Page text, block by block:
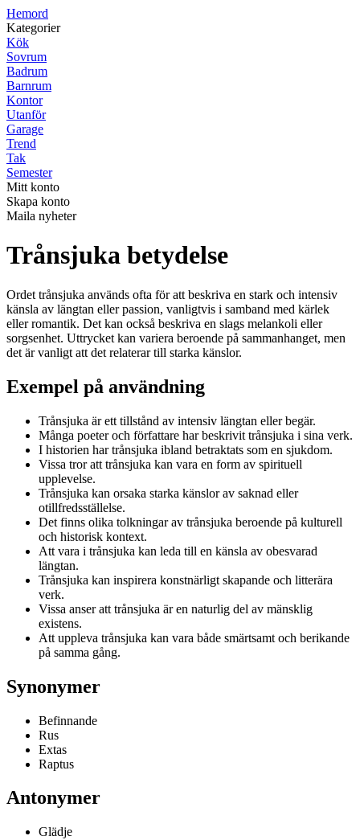
Hemord
Kategorier
Kök
Sovrum
Badrum
Barnrum
Kontor
Utanför
Garage
Trend
Tak
Semester
Mitt konto
Skapa konto
Maila nyheter
Trånsjuka betydelse
Ordet trånsjuka används ofta för att beskriva en stark och intensiv
känsla av längtan eller passion, vanligtvis i samband med kärlek
eller romantik. Det kan också beskriva en slags melankoli eller
sorgsenhet. Uttrycket kan variera beroende på sammanhanget, men
det är vanligt att det relaterar till starka känslor.
Exempel på användning
Trånsjuka är ett tillstånd av intensiv längtan eller begär.
Många poeter och författare har beskrivit trånsjuka i sina verk.
I historien har trånsjuka ibland betraktats som en sjukdom.
Vissa tror att trånsjuka kan vara en form av spirituell
upplevelse.
Trånsjuka kan orsaka starka känslor av saknad eller
otillfredsställelse.
Det finns olika tolkningar av trånsjuka beroende på kulturell
och historisk kontext.
Att vara i trånsjuka kan leda till en känsla av obesvarad
längtan.
Trånsjuka kan inspirera konstnärligt skapande och litterära
verk.
Vissa anser att trånsjuka är en naturlig del av mänsklig
existens.
Att uppleva trånsjuka kan vara både smärtsamt och berikande
på samma gång.
Synonymer
Befinnande
Rus
Extas
Raptus
Antonymer
Glädje